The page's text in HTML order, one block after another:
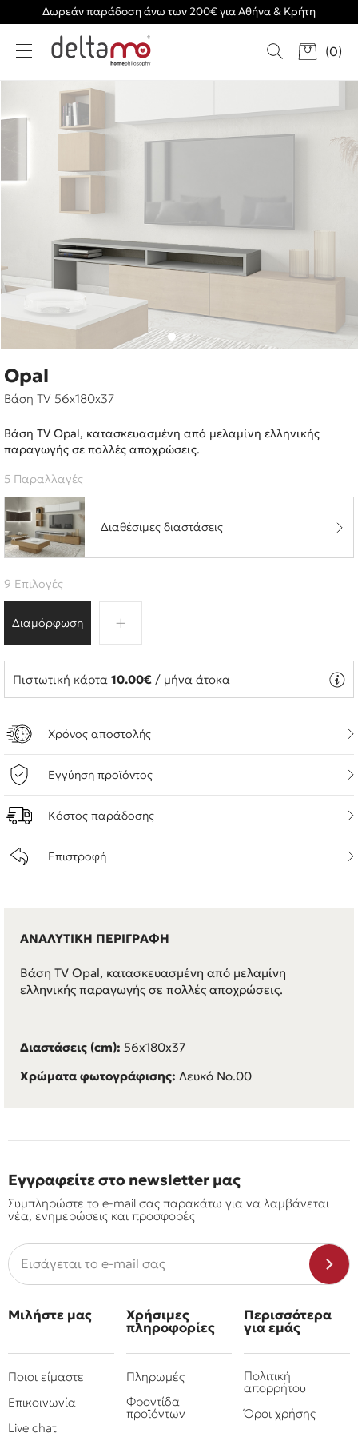
Δωρεάν παράδοση άνω των 200€ για Αθήνα & Κρήτη
(0)
Opal
Βάση TV 56x180x37
Βάση TV Opal, κατασκευασμένη από μελαμίνη ελληνικής
παραγωγής σε πολλές αποχρώσεις.
5 Παραλλαγές
Διαθέσιμες διαστάσεις
Διαμόρφωση
9 Επιλογές
Πιστωτική κάρτα 10.00€ / μήνα άτοκα
Χρόνος αποστολής
Εγγύηση προϊόντος
Κόστος παράδοσης
Επιστροφή
ΑΝΑΛΥΤΙΚΗ ΠΕΡΙΓΡΑΦΗ
Βάση TV Opal, κατασκευασμένη από μελαμίνη
ελληνικής παραγωγής σε πολλές αποχρώσεις.
Διαστάσεις (cm): 56x180x37
Χρώματα φωτογράφισης: Λευκό Νο.00
Εγγραφείτε στο newsletter μας
Συμπληρώστε το e-mail σας παρακάτω για να λαμβάνεται
νέα, ενημερώσεις και προσφορές
Μιλήστε μας
Ποιοι είμαστε
Επικοινωνία
Live chat
Χρήσιμες
πληροφορίες
Πληρωμές
Φροντίδα
προϊόντων
Περισσότερα
για εμάς
Πολιτική
απορρήτου
Όροι χρήσης